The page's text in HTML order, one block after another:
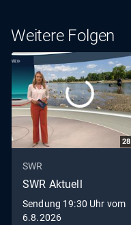
Weitere Folgen
28
SWR
SWR Aktuell
Sendung 19:30 Uhr vom
6.8.2026